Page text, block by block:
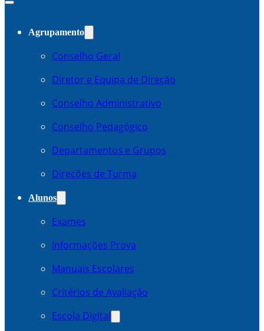
Agrupamento
Conselho Geral
Diretor e Equipa de Direção
Conselho Administrativo
Conselho Pedagógico
Departamentos e Grupos
Direcões de Turma
Alunos
Exames
Informações Prova
Manuais Escolares
Critérios de Avaliação
Escola Digital